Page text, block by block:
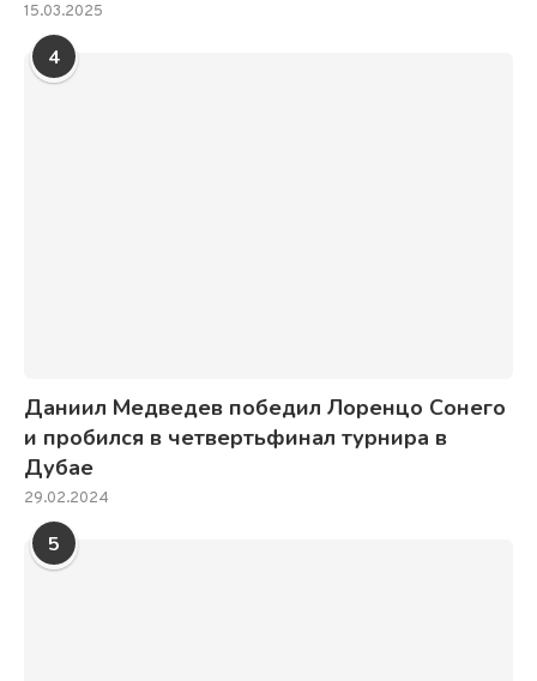
15.03.2025
4
Даниил Медведев победил Лоренцо Сонего
и пробился в четвертьфинал турнира в
Дубае
29.02.2024
5